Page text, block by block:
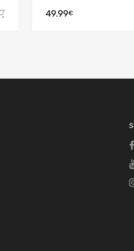
Ajouter au panier
49.99€